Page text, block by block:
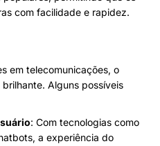
com facilidade e rapidez.
em telecomunicações, o
Alguns possíveis
: Com tecnologias como
a experiência do